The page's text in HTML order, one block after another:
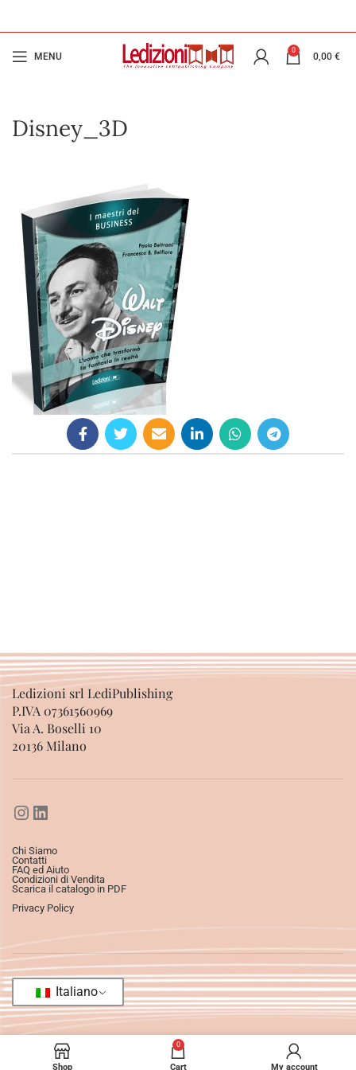
MENU
0
0,00 €
Disney_3D
Ledizioni srl LediPublishing
P.IVA 07361560969
Via A. Boselli 10
20136 Milano
Chi Siamo
Contatti
FAQ ed Aiuto
Condizioni di Vendita
Scarica il catalogo in PDF
Privacy Policy
Italiano
Shop
0
Cart My account